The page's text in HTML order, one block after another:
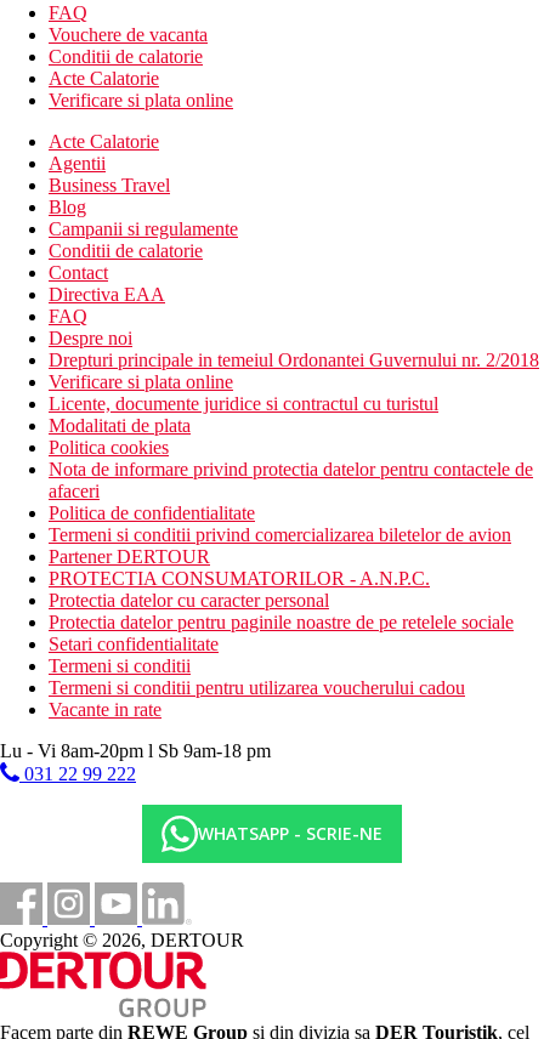
FAQ
Vouchere de vacanta
Conditii de calatorie
Acte Calatorie
Verificare si plata online
Acte Calatorie
Agentii
Business Travel
Blog
Campanii si regulamente
Conditii de calatorie
Contact
Directiva EAA
FAQ
Despre noi
Drepturi principale in temeiul Ordonantei Guvernului nr. 2/2018
Verificare si plata online
Licente, documente juridice si contractul cu turistul
Modalitati de plata
Politica cookies
Nota de informare privind protectia datelor pentru contactele de
afaceri
Politica de confidentialitate
Termeni si conditii privind comercializarea biletelor de avion
Partener DERTOUR
PROTECTIA CONSUMATORILOR - A.N.P.C.
Protectia datelor cu caracter personal
Protectia datelor pentru paginile noastre de pe retelele sociale
Setari confidentialitate
Termeni si conditii
Termeni si conditii pentru utilizarea voucherului cadou
Vacante in rate
Lu - Vi 8am-20pm l Sb 9am-18 pm
031 22 99 222
WHATSAPP - SCRIE-NE
Copyright © 2026, DERTOUR
Facem parte din REWE Group si din divizia sa DER Touristik, cel